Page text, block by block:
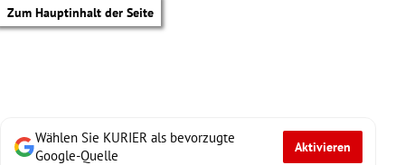
Zum Hauptinhalt der Seite
Wählen Sie KURIER als bevorzugte
Google-Quelle
Aktivieren